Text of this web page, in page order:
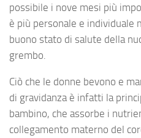
possibile i nove mesi più
è più personale e individuale
buono stato di salute della
grembo.
Ciò che le donne bevono e
di gravidanza è infatti la
bambino, che assorbe i
collegamento materno del